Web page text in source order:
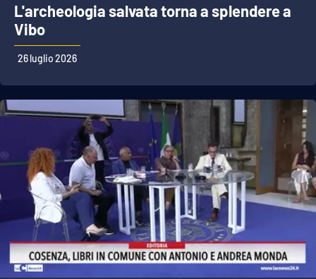
L'archeologia salvata torna a splendere a
Vibo
26 luglio 2026